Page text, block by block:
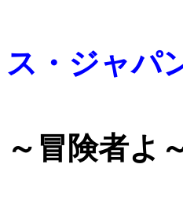
ス・ジャパ
～冒険者よ
♪ビ～